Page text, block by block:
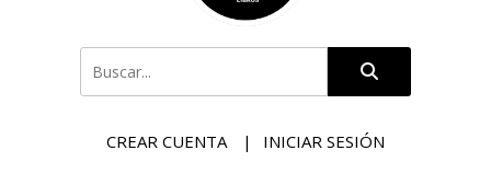
CREAR CUENTA INICIAR SESIÓN